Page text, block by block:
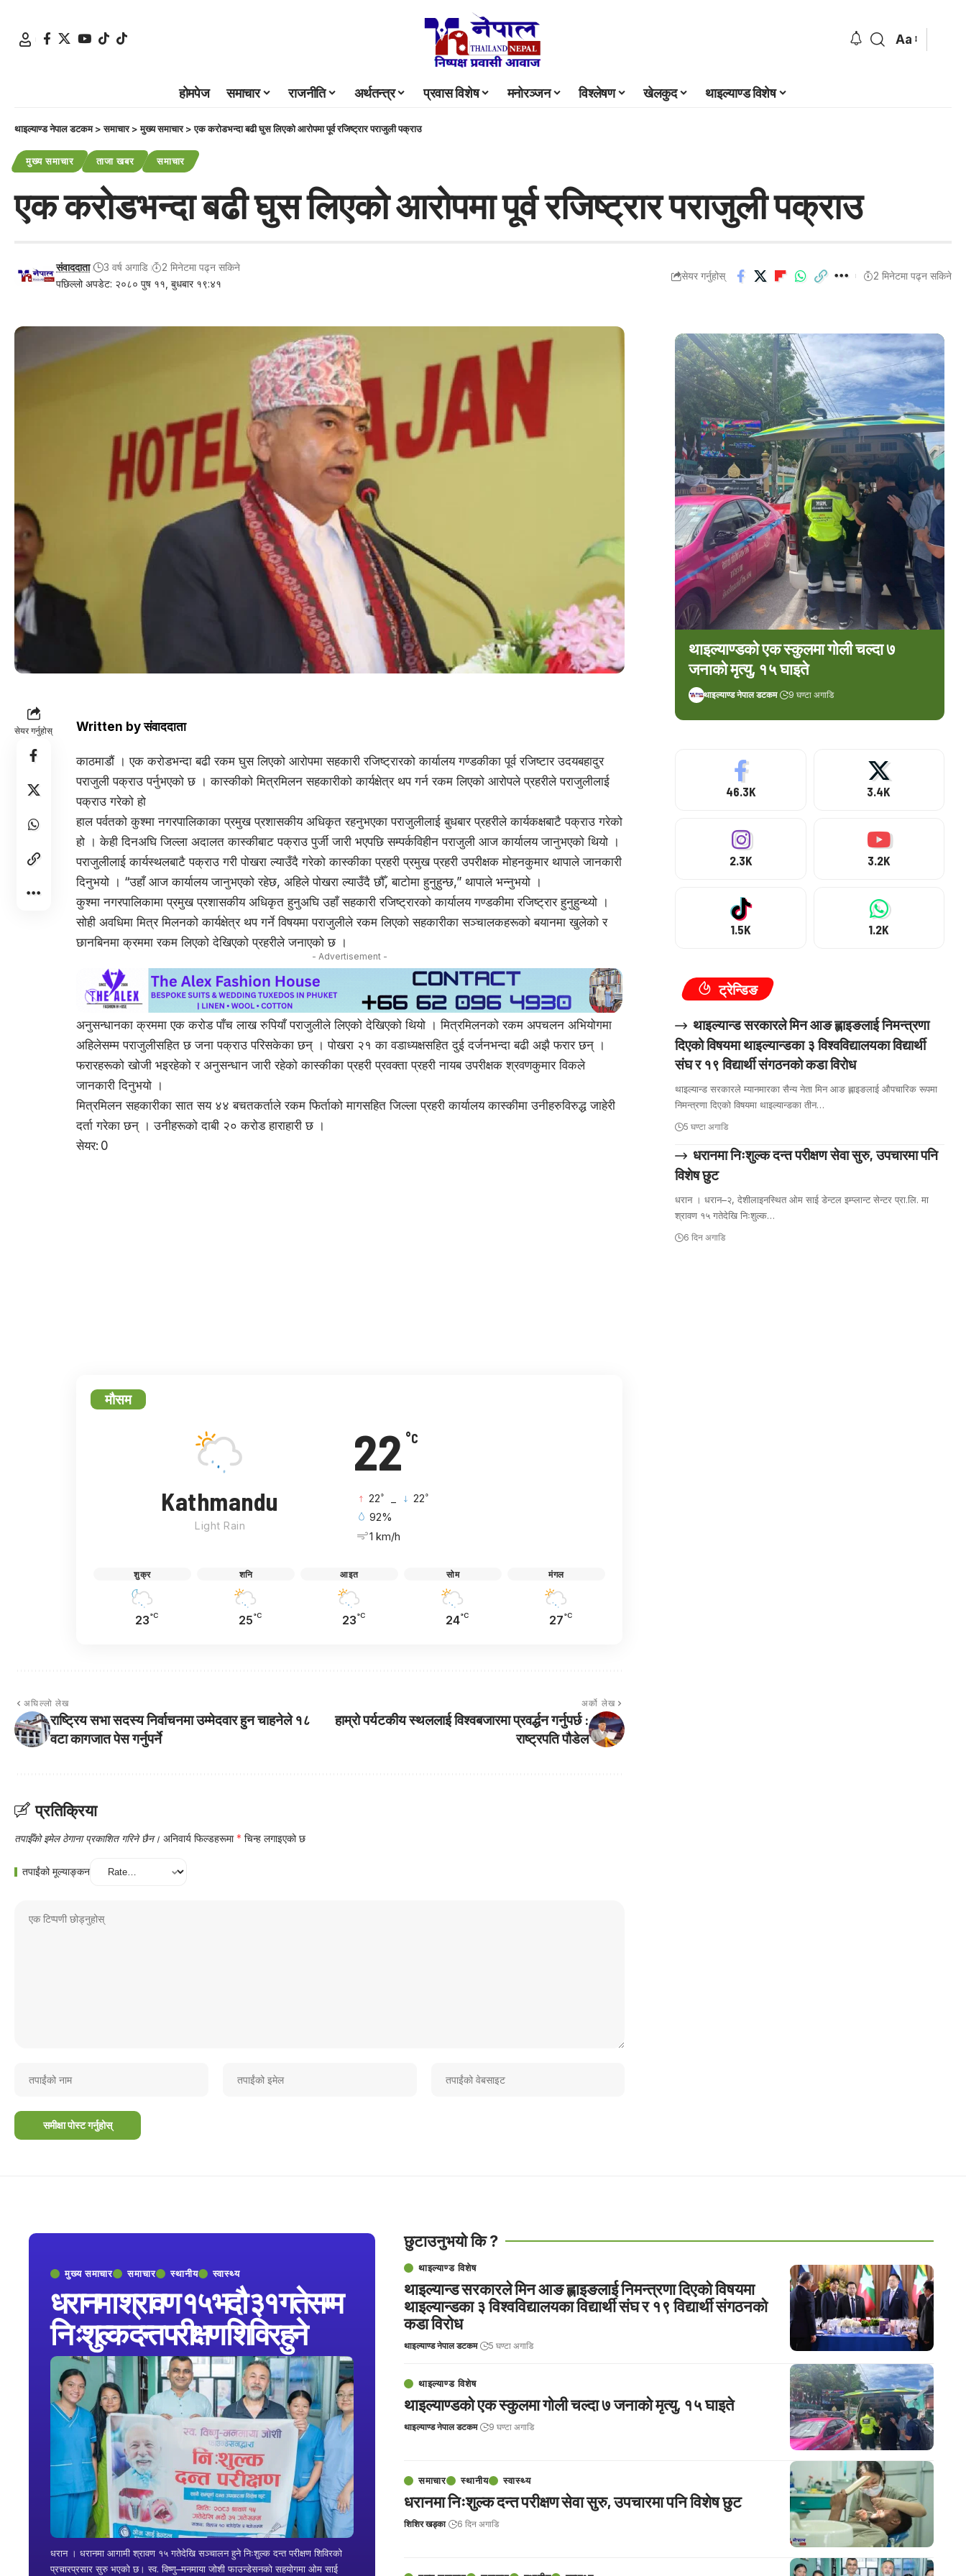
Aa
होमपेज समाचार राजनीति अर्थतन्त्र प्रवास विशेष मनोरञ्जन विश्लेषण खेलकुद थाइल्याण्ड विशेष
थाइल्याण्ड नेपाल डटकम>समाचार>मुख्य समाचार>एक करोडभन्दा बढी घुस लिएको आरोपमा पूर्व रजिष्ट्रार पराजुली पक्राउ
मुख्य समाचार ताजा खबर समाचार
एक करोडभन्दा बढी घुस लिएको आरोपमा पूर्व रजिष्ट्रार पराजुली पक्राउ
पछिल्लो अपडेट: २०८० पुष ११, बुधबार १९:४१
संवाददाता 3 वर्ष अगाडि 2 मिनेटमा पढ्न सकिने
सेयर गर्नुहोस् 2 मिनेटमा पढ्न सकिने
सेयर गर्नुहोस् Written by संवाददाता
काठमाडौं । एक करोडभन्दा बढी रकम घुस लिएको आरोपमा सहकारी रजिष्ट्रारको कार्यालय गण्डकीका पूर्व रजिष्टार उदयबहादुर
पराजुली पक्राउ पर्नुभएको छ । कास्कीको मित्रमिलन सहकारीको कार्यक्षेत्र थप गर्न रकम लिएको आरोपले प्रहरीले पराजुलीलाई
पक्राउ गरेको हो
हाल पर्वतको कुश्मा नगरपालिकाका प्रमुख प्रशासकीय अधिकृत रहनुभएका पराजुलीलाई बुधबार प्रहरीले कार्यकक्षबाटै पक्राउ गरेको
हो । केही दिनअघि जिल्ला अदालत कास्कीबाट पक्राउ पुर्जी जारी भएपछि सम्पर्कविहीन पराजुली आज कार्यालय जानुभएको थियो ।
पराजुलीलाई कार्यस्थलबाटै पक्राउ गरी पोखरा ल्याउँदै गरेको कास्कीका प्रहरी प्रमुख प्रहरी उपरीक्षक मोहनकुमार थापाले जानकारी
दिनुभयो । “उहाँ आज कार्यालय जानुभएको रहेछ, अहिले पोखरा ल्याउँदै छौँ, बाटोमा हुनुहुन्छ,” थापाले भन्नुभयो ।
कुश्मा नगरपालिकामा प्रमुख प्रशासकीय अधिकृत हुनुअघि उहाँ सहकारी रजिष्ट्रारको कार्यालय गण्डकीमा रजिष्ट्रार हुनुहुन्थ्यो ।
सोही अवधिमा मित्र मिलनको कार्यक्षेत्र थप गर्ने विषयमा पराजुलीले रकम लिएको सहकारीका सञ्चालकहरूको बयानमा खुलेको र
छानबिनमा क्रममा रकम लिएको देखिएको प्रहरीले जनाएको छ ।
- Advertisement -
अनुसन्धानका क्रममा एक करोड पाँच लाख रुपियाँ पराजुलीले लिएको देखिएको थियो । मित्रमिलनको रकम अपचलन अभियोगमा
अहिलेसम्म पराजुलीसहित छ जना पक्राउ परिसकेका छन् । पोखरा २१ का वडाध्यक्षसहित दुई दर्जनभन्दा बढी अझै फरार छन् ।
फरारहरूको खोजी भइरहेको र अनुसन्धान जारी रहेको कास्कीका प्रहरी प्रवक्ता प्रहरी नायब उपरीक्षक श्रवणकुमार विकले
जानकारी दिनुभयो ।
मित्रमिलन सहकारीका सात सय ४४ बचतकर्ताले रकम फिर्ताको मागसहित जिल्ला प्रहरी कार्यालय कास्कीमा उनीहरुविरुद्ध जाहेरी
दर्ता गरेका छन् । उनीहरूको दाबी २० करोड हाराहारी छ ।
सेयर: 0
मौसम
22 °C
Kathmandu
Light Rain
22° 22°
92%
1 km/h
शुक्र
23°C
शनि
25°C
आइत
23°C
सोम
24°C
मंगल
27°C
अघिल्लो लेख
राष्ट्रिय सभा सदस्य निर्वाचनमा उम्मेदवार हुन चाहनेले १८
वटा कागजात पेस गर्नुपर्ने
अर्को लेख
हाम्रो पर्यटकीय स्थललाई विश्वबजारमा प्रवर्द्धन गर्नुपर्छ :
राष्ट्रपति पौडेल
प्रतिक्रिया
तपाईँको इमेल ठेगाना प्रकाशित गरिने छैन। अनिवार्य फिल्डहरूमा* चिन्ह लगाइएको छ
तपाईंको मूल्याङ्कन
थाइल्याण्डको एक स्कुलमा गोली चल्दा ७
जनाको मृत्यु, १५ घाइते
थाइल्याण्ड नेपाल डटकम 9 घण्टा अगाडि
46.3K 3.4K
2.3K 3.2K
1.5K 1.2K
ट्रेन्डिङ
थाइल्यान्ड सरकारले मिन आङ ह्लाइङलाई निमन्त्रणा
दिएको विषयमा थाइल्यान्डका ३ विश्वविद्यालयका विद्यार्थी
संघ र १९ विद्यार्थी संगठनको कडा विरोध
थाइल्यान्ड सरकारले म्यानमारका सैन्य नेता मिन आङ ह्लाइङलाई औपचारिक रूपमा
निमन्त्रणा दिएको विषयमा थाइल्यान्डका तीन…
5 घण्टा अगाडि
धरानमा निःशुल्क दन्त परीक्षण सेवा सुरु, उपचारमा पनि
विशेष छुट
धरान । धरान–२, देशीलाइनस्थित ओम साई डेन्टल इम्प्लान्ट सेन्टर प्रा.लि. मा
श्रावण १५ गतेदेखि निःशुल्क…
6 दिन अगाडि
मुख्य समाचार समाचार स्थानीय स्वास्थ्य
धरानमा श्रावण १५ भदौ ३१ गतेसम्म
निःशुल्क दन्त परीक्षण शिविर हुने
धरान । धरानमा आगामी श्रावण १५ गतेदेखि सञ्चालन हुने निःशुल्क दन्त परीक्षण शिविरको
प्रचारप्रसार सुरु भएको छ। स्व. विष्णु–मनमाया जोशी फाउन्डेसनको सहयोगमा ओम साई
छुटाउनुभयो कि ?
थाइल्याण्ड विशेष
थाइल्यान्ड सरकारले मिन आङ ह्लाइङलाई निमन्त्रणा दिएको विषयमा
थाइल्यान्डका ३ विश्वविद्यालयका विद्यार्थी संघ र १९ विद्यार्थी संगठनको
कडा विरोध
थाइल्याण्ड नेपाल डटकम 5 घण्टा अगाडि
थाइल्याण्ड विशेष
थाइल्याण्डको एक स्कुलमा गोली चल्दा ७ जनाको मृत्यु, १५ घाइते
थाइल्याण्ड नेपाल डटकम 9 घण्टा अगाडि
समाचार स्थानीय स्वास्थ्य
धरानमा निःशुल्क दन्त परीक्षण सेवा सुरु, उपचारमा पनि विशेष छुट
शिशिर खड्का 6 दिन अगाडि